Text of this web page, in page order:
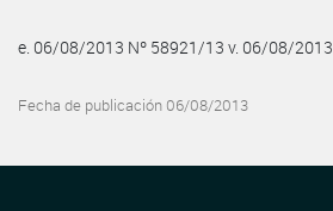
e. 06/08/2013 Nº 58921/13 v. 06/08/2013
Fecha de publicación 06/08/2013